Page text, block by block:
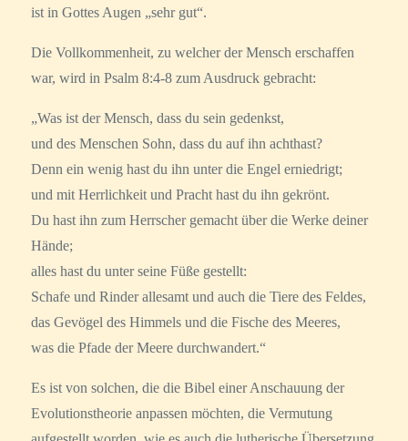
ist in Gottes Augen „sehr gut“.
Die Vollkommenheit, zu welcher der Mensch erschaffen
war, wird in Psalm 8:4-8 zum Ausdruck gebracht:
„Was ist der Mensch, dass du sein gedenkst,
und des Menschen Sohn, dass du auf ihn achthast?
Denn ein wenig hast du ihn unter die Engel erniedrigt;
und mit Herrlichkeit und Pracht hast du ihn gekrönt.
Du hast ihn zum Herrscher gemacht über die Werke deiner
Hände;
alles hast du unter seine Füße gestellt:
Schafe und Rinder allesamt und auch die Tiere des Feldes,
das Gevögel des Himmels und die Fische des Meeres,
was die Pfade der Meere durchwandert.“
Es ist von solchen, die die Bibel einer Anschauung der
Evolutionstheorie anpassen möchten, die Vermutung